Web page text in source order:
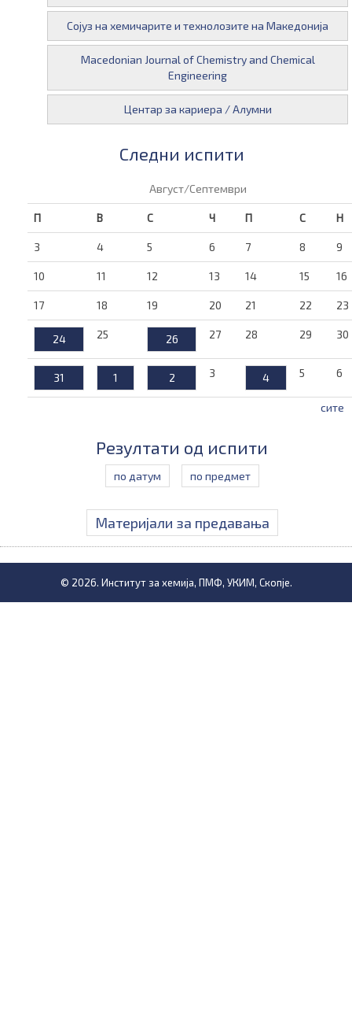
Сојуз на хемичарите и технолозите на Македонија
Macedonian Journal of Chemistry and Chemical
Engineering
Центар за кариера / Алумни
Следни испити
Август/Септември
П В С Ч П С Н
3 4 5 6 7 8 9
10 11 12 13 14 15 16
17 18 19 20 21 22 23
24 25 26 27 28 29 30
31 1 2 3 4 5 6
сите
Резултати од испити
по датум по предмет
Материјали за предавања
© 2026. Институт за хемија, ПМФ, УКИМ, Скопје.